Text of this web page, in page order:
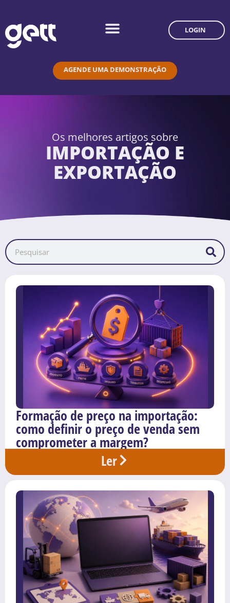
LOGIN
AGENDE UMA DEMONSTRAÇÃO
Os melhores artigos sobre
IMPORTAÇÃO E
EXPORTAÇÃO
Formação de preço na importação:
como definir o preço de venda sem
comprometer a margem?
Ler